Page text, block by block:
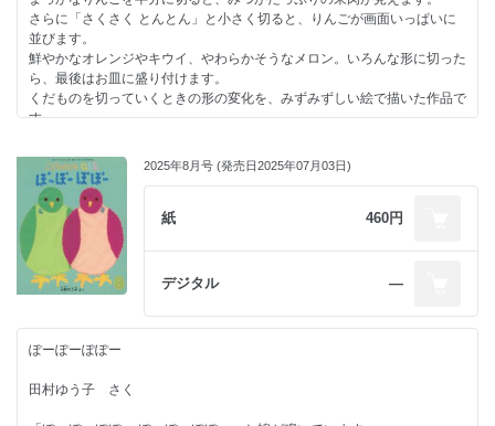
さらに「さくさく とんとん」と小さく切ると、りんごが画面いっぱいに
並びます。
鮮やかなオレンジやキウイ、やわらかそうなメロン。いろんな形に切った
ら、最後はお皿に盛り付けます。
くだものを切っていくときの形の変化を、みずみずしい絵で描いた作品で
す。
2025年8月号 (発売日2025年07月03日)
紙 460円
デジタル ―
ぽーぽーぽぽー
田村ゆう子 さく